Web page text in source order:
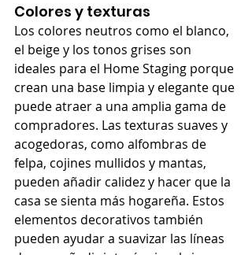
Colores y texturas
Los colores neutros como el blanco,
el beige y los tonos grises son
ideales para el Home Staging porque
crean una base limpia y elegante que
puede atraer a una amplia gama de
compradores. Las texturas suaves y
acogedoras, como alfombras de
felpa, cojines mullidos y mantas,
pueden añadir calidez y hacer que la
casa se sienta más hogareña. Estos
elementos decorativos también
pueden ayudar a suavizar las líneas